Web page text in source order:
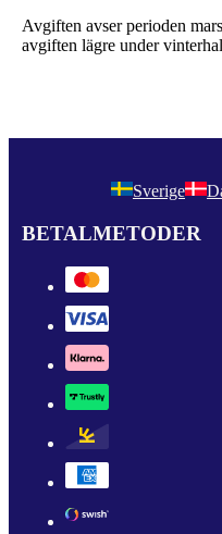
Avgiften avser perioden
avgiften lägre under
Sverige
BETALMETODER